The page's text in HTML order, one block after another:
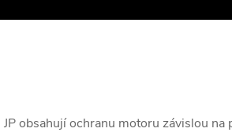
obsahují ochranu motoru závislou